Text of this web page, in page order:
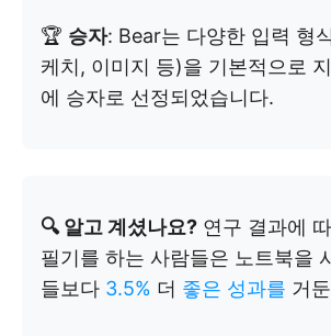
🏆 승자: Bear는 다양한 입력 형
케치, 이미지 등)을 기본적으로
에 승자로 선정되었습니다.
🔍 알고 계셨나요? 연구 결과에
필기를 하는 사람들은 노트북을
들보다 3.5% 더 좋은 성과를 거